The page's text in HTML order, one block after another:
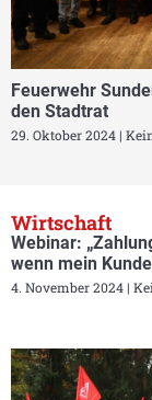
Feuerwehr
den Stadtrat
29. Oktober 2024
Wirtschaft
Webinar:
wenn mein
4. November 2024